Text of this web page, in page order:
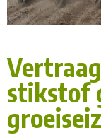
stikstof